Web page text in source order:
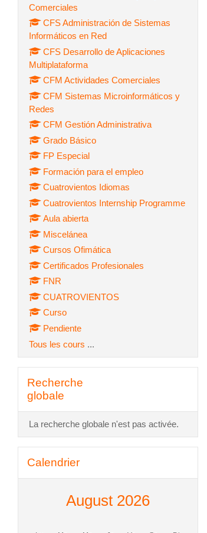
Comerciales
CFS Administración de Sistemas
Informáticos en Red
CFS Desarrollo de Aplicaciones
Multiplataforma
CFM Actividades Comerciales
CFM Sistemas Microinformáticos y
Redes
CFM Gestión Administrativa
Grado Básico
FP Especial
Formación para el empleo
Cuatrovientos Idiomas
Cuatrovientos Internship Programme
Aula abierta
Miscelánea
Cursos Ofimática
Certificados Profesionales
FNR
CUATROVIENTOS
Curso
Pendiente
Tous les cours ...
Recherche
globale
La recherche globale n'est pas activée.
Calendrier
August 2026